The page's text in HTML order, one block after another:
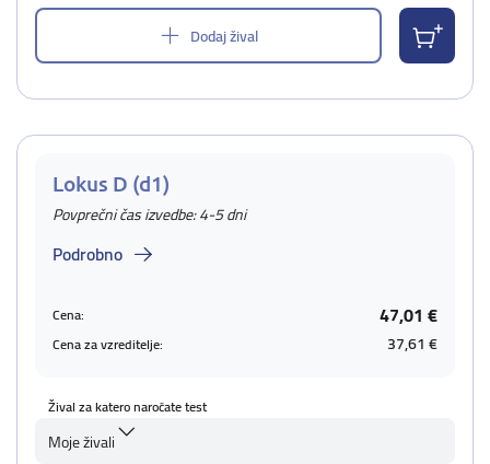
Dodaj žival
Lokus D (d1)
Povprečni čas izvedbe: 4-5 dni
Podrobno
Cena: 47,01 €
Cena za vzreditelje: 37,61 €
Žival za katero naročate test
Moje živali